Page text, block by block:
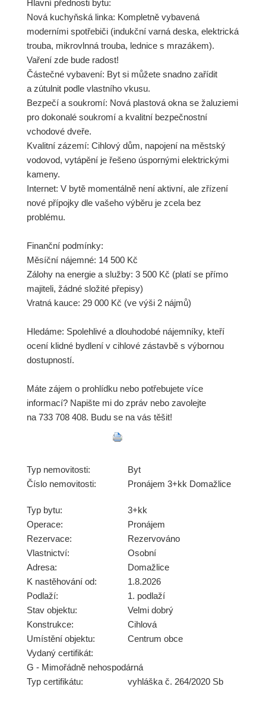
Hlavní přednosti bytu:
Nová kuchyňská linka: Kompletně vybavená
moderními spotřebiči (indukční varná deska, elektrická
trouba, mikrovlnná trouba, lednice s mrazákem).
Vaření zde bude radost!
Částečné vybavení: Byt si můžete snadno zařídit
a zútulnit podle vlastního vkusu.
Bezpečí a soukromí: Nová plastová okna se žaluziemi
pro dokonalé soukromí a kvalitní bezpečnostní
vchodové dveře.
Kvalitní zázemí: Cihlový dům, napojení na městský
vodovod, vytápění je řešeno úspornými elektrickými
kameny.
Internet: V bytě momentálně není aktivní, ale zřízení
nové přípojky dle vašeho výběru je zcela bez
problému.
Finanční podmínky:
Měsíční nájemné: 14 500 Kč
Zálohy na energie a služby: 3 500 Kč (platí se přímo
majiteli, žádné složité přepisy)
Vratná kauce: 29 000 Kč (ve výši 2 nájmů)
Hledáme: Spolehlivé a dlouhodobé nájemníky, kteří
ocení klidné bydlení v cihlové zástavbě s výbornou
dostupností.
Máte zájem o prohlídku nebo potřebujete více
informací? Napište mi do zpráv nebo zavolejte
na 733 708 408. Budu se na vás těšit!
Typ nemovitosti:
Byt
Číslo nemovitosti:
Pronájem 3+kk Domažlice
Typ bytu:
3+kk
Operace:
Pronájem
Rezervace:
Rezervováno
Vlastnictví:
Osobní
Adresa:
Domažlice
K nastěhování od:
1.8.2026
Podlaží:
1. podlaží
Stav objektu:
Velmi dobrý
Konstrukce:
Cihlová
Umístění objektu:
Centrum obce
Vydaný certifikát:
G - Mimořádně nehospodárná
Typ certifikátu:
vyhláška č. 264/2020 Sb